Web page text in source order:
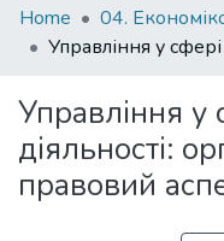
Communities
&
All of DSpace
Statistics
Home
Управління у
діяльності:
правовий